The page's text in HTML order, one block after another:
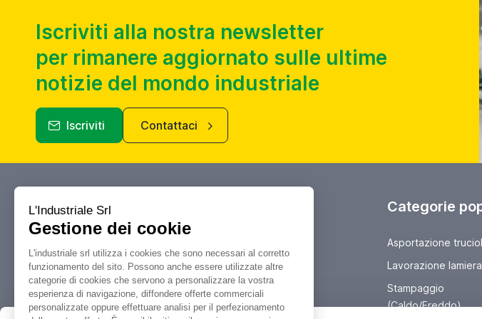
Iscriviti alla nostra newsletter
per rimanere aggiornato sulle ultime
notizie del mondo industriale
Iscriviti Contattaci
Industriale.it
compravendita, aste e liquidazioni di
macchine utensili e macchinari
industriali.
Categorie
Asportazione
Lavorazione lamiera
Stampaggio
(Caldo/Freddo)